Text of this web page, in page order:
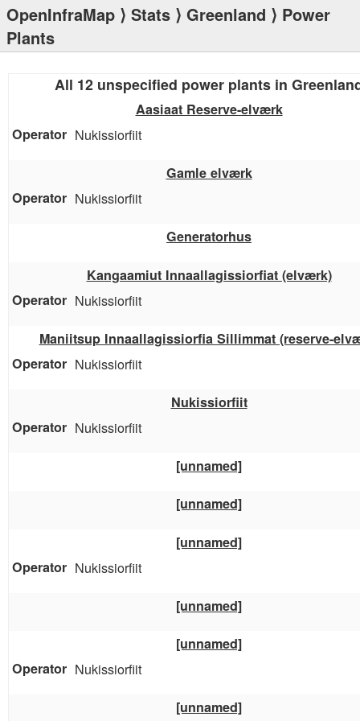
OpenInfraMap ⟩ Stats ⟩ Greenland ⟩ Power
Plants
All 12 unspecified power plants in
Aasiaat Reserve-elværk
Nukissiorfiit
Gamle elværk
Nukissiorfiit
Generatorhus
Kangaamiut Innaallagissiorfiat (elværk)
Nukissiorfiit
Maniitsup Innaallagissiorfia Sillimmat (reserve-
Nukissiorfiit
Nukissiorfiit
Nukissiorfiit
[unnamed]
[unnamed]
[unnamed]
Nukissiorfiit
[unnamed]
[unnamed]
Nukissiorfiit
[unnamed]